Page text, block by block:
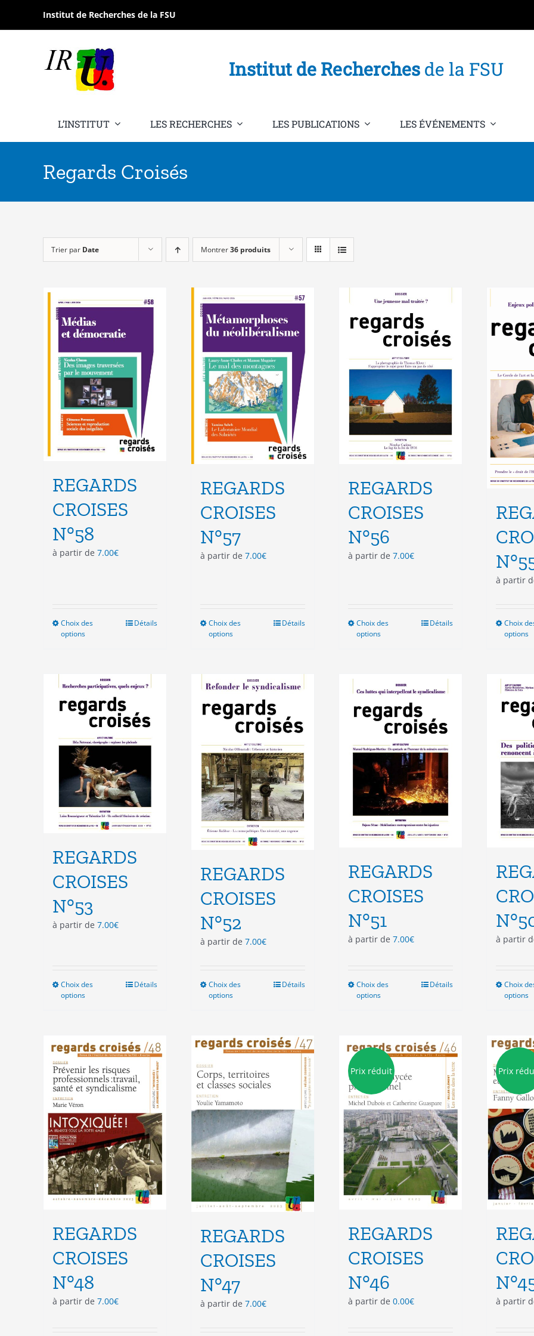
contenu
Institut de Recherches de la FSU
Institut de Recherchesde la FSU
L’INSTITUT LES RECHERCHES LES PUBLICATIONS LES ÉVÉNEMENTS
Regards Croisés
Trier par Date Montrer36 produits
REGARDS
CROISES
N°58
à partir de 7.00€
Choix des
options
Les
options
peuvent
être
choisies
la
page
du
produit
Détails
REGARDS
CROISES
N°57
à partir de 7.00€
Choix des
options
Les
options
peuvent
être
choisies
sur
la
page
du
produit
Détails
REGARDS
CROISES
N°56
à partir de 7.00€
Choix des
options
Les
options
peuvent
être
choisies
sur
la
page
du
produit
Détails
à partir
Choix
options
REGARDS
CROISES
N°53
à partir de 7.00€
Choix des
options
Les
options
peuvent
être
sur
la
page
du
produit
Détails
REGARDS
CROISES
N°52
à partir de 7.00€
Choix des
options
variations.
Les
peuvent
être
sur
la
page
du
produit
Détails
REGARDS
CROISES
N°51
à partir de 7.00€
Choix des
options
Les
peuvent
être
choisies
sur
la
page
du
produit
Détails
à partir
Choix
options
REGARDS
CROISES
N°48
à partir de 7.00€
REGARDS
CROISES
N°47
à partir de 7.00€
Prix réduit
REGARDS
CROISES
N°46
à partir de 0.00€
Prix
à partir